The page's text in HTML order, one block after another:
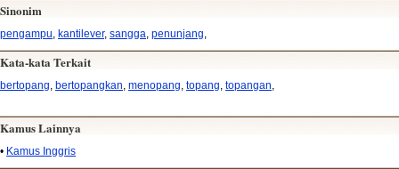
Sinonim
pengampu kantilever, sangga penunjang
Kata-kata Terkait
bertopang, bertopangkan, menopang, topang, topangan,
Kamus Lainnya
• Kamus Inggris